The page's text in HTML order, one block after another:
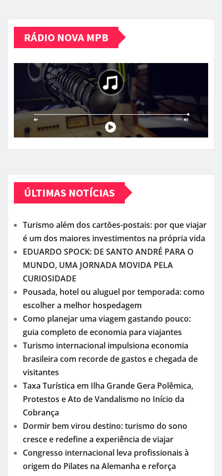
RÁDIO NOVA MPB
ÚLTIMAS NOTÍCIAS
Turismo além dos cartões-postais: por que viajar
é um dos maiores investimentos na própria vida
EDUARDO SPOCK: DE SANTO ANDRÉ PARA O
MUNDO, UMA JORNADA MOVIDA PELA
CURIOSIDADE
Pousada, hotel ou aluguel por temporada: como
escolher a melhor hospedagem
Como planejar uma viagem gastando pouco:
guia completo de economia para viajantes
Turismo internacional impulsiona economia
brasileira com recorde de gastos e chegada de
visitantes
Taxa Turística em Ilha Grande Gera Polêmica,
Protestos e Ato de Vandalismo no Início da
Cobrança
Dormir bem virou destino: turismo do sono
cresce e redefine a experiência de viajar
Congresso internacional leva profissionais à
origem do Pilates na Alemanha e reforça